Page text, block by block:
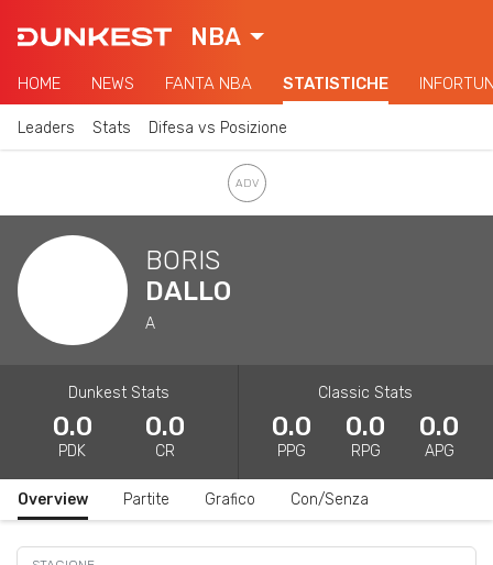
NBA
HOME NEWS FANTA NBA STATISTICHE
Leaders Stats Difesa vs Posizione
BORIS
DALLO
A
Dunkest Stats
0.0
PDK
0.0
CR
Classic Stats
0.0
PPG
0.0
RPG
0.0
APG
Overview Partite Grafico Con/Senza